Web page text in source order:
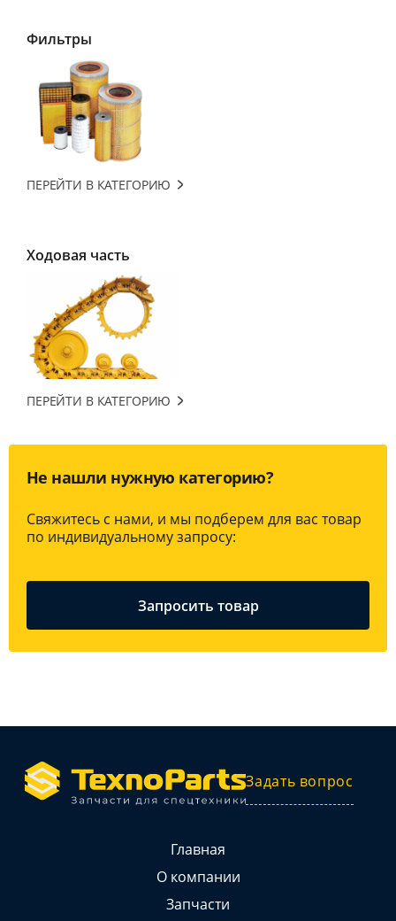
Фильтры
ПЕРЕЙТИ В КАТЕГОРИЮ
Ходовая часть
ПЕРЕЙТИ В КАТЕГОРИЮ
Не нашли нужную категорию?
Свяжитесь с нами, и мы подберем для вас товар
по индивидуальному запросу:
Запросить товар
Задать вопрос
Главная
О компании
Запчасти